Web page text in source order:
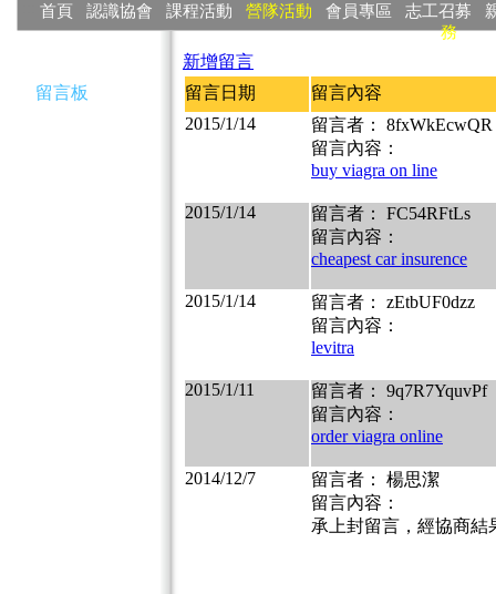
首頁 認識協會 課程活動 營隊活動 會員專區 志工召募
務
留言板
新增留言
留言日期
留言內容
2015/1/14
留言者： 8fxWkEcwQR
留言內容：
buy viagra on line
2015/1/14
留言者： FC54RFtLs
留言內容：
cheapest car insurence
2015/1/14
留言者： zEtbUF0dzz
留言內容：
levitra
2015/1/11
留言者： 9q7R7YquvPf
留言內容：
order viagra online
2014/12/7
留言者： 楊思潔
留言內容：
承上封留言，經協商